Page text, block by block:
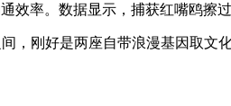
率。数据显示，捕获红嘴鸥擦
刚好是两座自带浪漫基因取文化